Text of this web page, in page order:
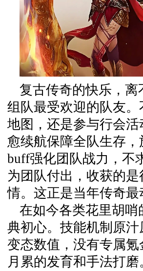
复古传奇的快乐，
组队最受欢迎的队友
地图，还是参与行会
愈续航保障全队生存
buff强化团队战力，不
为团队付出，收获的
情。这正是当年传奇
在如今各类花里胡
典初心。技能机制原
变态数值，没有专属
月累的发育和手法打